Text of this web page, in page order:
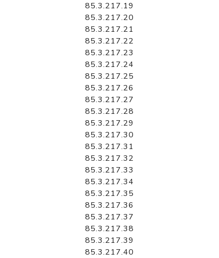
85.3.217.19
85.3.217.20
85.3.217.21
85.3.217.22
85.3.217.23
85.3.217.24
85.3.217.25
85.3.217.26
85.3.217.27
85.3.217.28
85.3.217.29
85.3.217.30
85.3.217.31
85.3.217.32
85.3.217.33
85.3.217.34
85.3.217.35
85.3.217.36
85.3.217.37
85.3.217.38
85.3.217.39
85.3.217.40